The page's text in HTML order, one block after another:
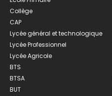
Collège
CAP
Lycée général et technologique
Lycée Professionnel
Lycée Agricole
BTS
BTSA
BUT